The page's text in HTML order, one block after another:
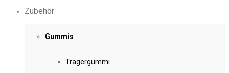
Zubehör
Gummis
Trägergummi